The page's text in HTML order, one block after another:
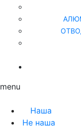
menu
Наша
Не наша